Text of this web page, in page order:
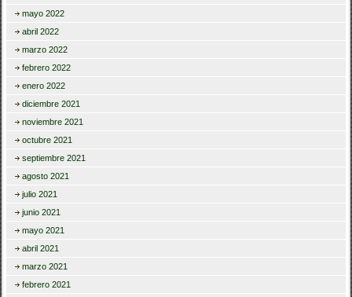
mayo 2022
abril 2022
marzo 2022
febrero 2022
enero 2022
diciembre 2021
noviembre 2021
octubre 2021
septiembre 2021
agosto 2021
julio 2021
junio 2021
mayo 2021
abril 2021
marzo 2021
febrero 2021